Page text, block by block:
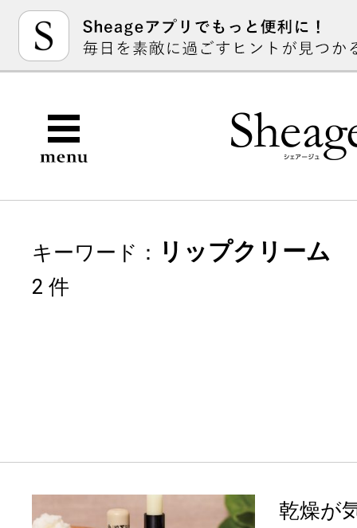
キーワード： リップクリーム
2 件
乾燥が